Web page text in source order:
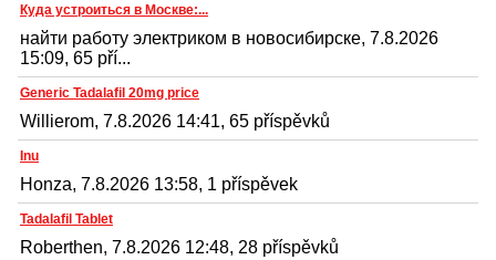
Куда устроиться в Москве:...
найти работу электриком в новосибирске, 7.8.2026
15:09, 65 pří...
Generic Tadalafil 20mg price
Willierom, 7.8.2026 14:41, 65 příspěvků
Inu
Honza, 7.8.2026 13:58, 1 příspěvek
Tadalafil Tablet
Roberthen, 7.8.2026 12:48, 28 příspěvků